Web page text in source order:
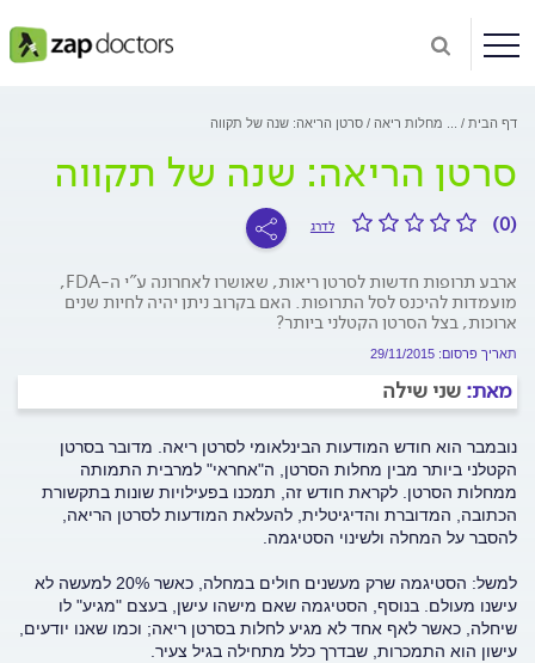
דף הבית מחלות ריאה סרטן הריאה: שנה של תקווה
סרטן הריאה: שנה של תקווה
(0) לדרג
ארבע תרופות חדשות לסרטן ריאות, שאושרו לאחרונה ע"י ה-FDA,
מועמדות להיכנס לסל התרופות. האם בקרוב ניתן יהיה לחיות שנים
ארוכות, בצל הסרטן הקטלני ביותר?
תאריך פרסום: 29/11/2015
מאת: שני שילה
נובמבר הוא חודש המודעות הבינלאומי לסרטן ריאה. מדובר בסרטן
הקטלני ביותר מבין מחלות הסרטן, ה"אחראי" למרבית התמותה
ממחלות הסרטן. לקראת חודש זה, תמכנו בפעילויות שונות בתקשורת
הכתובה, המדוברת והדיגיטלית, להעלאת המודעות לסרטן הריאה,
להסבר על המחלה ולשינוי הסטיגמה.
למשל: הסטיגמה שרק מעשנים חולים במחלה, כאשר 20% למעשה לא
עישנו מעולם. בנוסף, הסטיגמה שאם מישהו עישן, בעצם "מגיע" לו
שיחלה, כאשר לאף אחד לא מגיע לחלות בסרטן ריאה; וכמו שאנו יודעים,
עישון הוא התמכרות, שבדרך כלל מתחילה בגיל צעיר.